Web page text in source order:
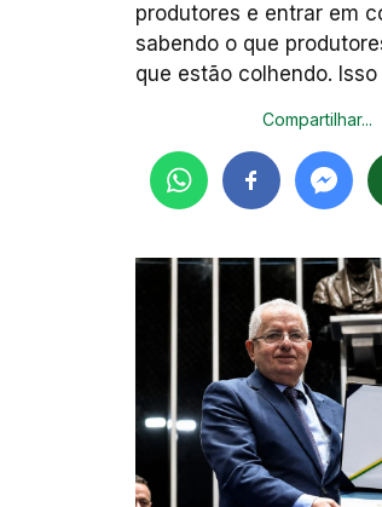
produtores e entrar em
sabendo o que
que estão colhendo.
Compartilhar...